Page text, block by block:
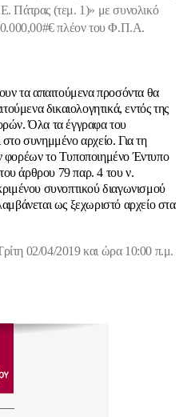
Πάτρας (τεμ. 1)» με συνολικό
πλέον του Φ.Π.Α.
τα απαιτούμενα προσόντα θα
δικαιολογητικά, εντός της
Όλα τα έγγραφα του
συνημμένο αρχείο. Για τη
φορέων το Τυποποιημένο Έντυπο
άρθρου 79 παρ. 4 του ν.
συνοπτικού διαγωνισμού
ως ξεχωριστό αρχείο στα
02/04/2019 και ώρα 10:00 π.μ.